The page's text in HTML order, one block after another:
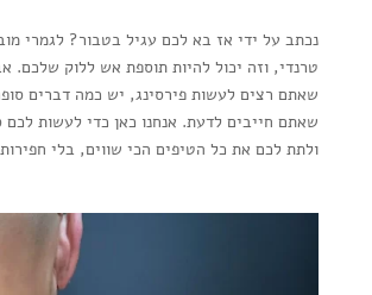
נכתב על ידי אז בא לכם עגיל בטבור? לגמרי
טרנדי, וזה יכול להיות תוספת אש ללוק שלכם.
שאתם רצים לעשות פירסינג, יש כמה דברים
שאתם חייבים לדעת. אנחנו כאן כדי לעשות לכם
ולתת לכם את כל הטיפים הכי שווים, בלי